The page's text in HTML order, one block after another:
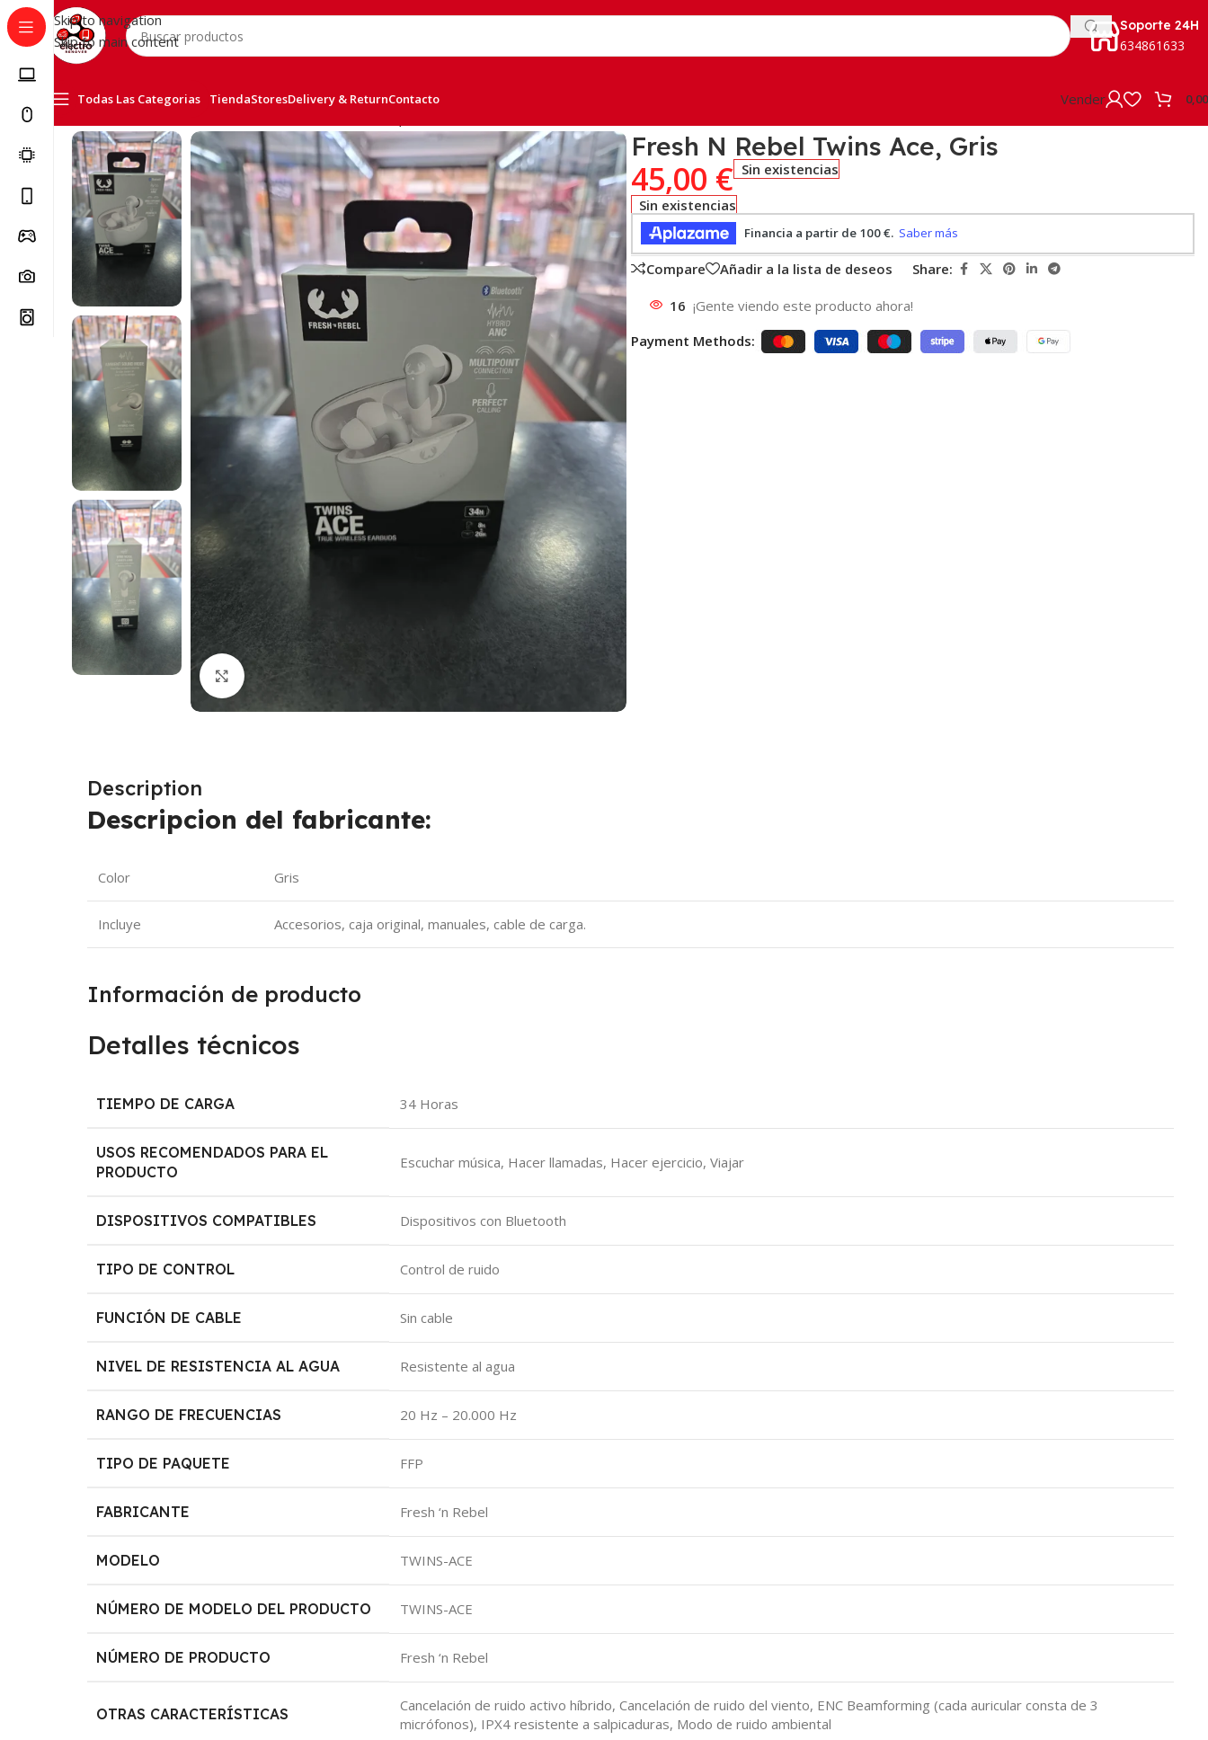
Skip to navigation
Skip to main content
Soporte 24H
634861633
Todas Las Categorias TiendaStoresDelivery & ReturnContacto Vender
Click to enlarge
Fresh N Rebel Twins Ace, Gris
45,00 € Sin existencias
Sin existencias
Compare Añadir a la lista de deseos Share:
16 ¡Gente viendo este producto ahora!
Payment Methods:
Description
Descripcion del fabricante:
Color Gris
Incluye Accesorios, caja original, manuales, cable de carga.
Información de producto
Detalles técnicos
TIEMPO DE CARGA ‎34 Horas
USOS RECOMENDADOS PARA EL
PRODUCTO
‎Escuchar música, Hacer llamadas, Hacer ejercicio, Viajar
DISPOSITIVOS COMPATIBLES ‎Dispositivos con Bluetooth
TIPO DE CONTROL ‎Control de ruido
FUNCIÓN DE CABLE ‎Sin cable
NIVEL DE RESISTENCIA AL AGUA ‎Resistente al agua
RANGO DE FRECUENCIAS ‎20 Hz – 20.000 Hz
TIPO DE PAQUETE ‎FFP
FABRICANTE ‎Fresh ‘n Rebel
MODELO ‎TWINS-ACE
NÚMERO DE MODELO DEL PRODUCTO ‎TWINS-ACE
NÚMERO DE PRODUCTO ‎Fresh ‘n Rebel
OTRAS CARACTERÍSTICAS
‎Cancelación de ruido activo híbrido, Cancelación de ruido del viento, ENC Beamforming (cada auricular consta de 3
micrófonos), IPX4 resistente a salpicaduras, Modo de ruido ambiental